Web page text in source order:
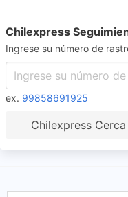
Chilexpress
Ingrese su número de
ex. 99858691925
Chilexpress